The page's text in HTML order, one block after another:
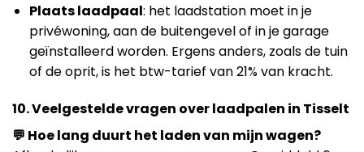
Plaats laadpaal: het laadstation moet in je
privéwoning, aan de buitengevel of in je garage
geïnstalleerd worden. Ergens anders, zoals de tuin
of de oprit, is het btw-tarief van 21% van kracht.
10. Veelgestelde vragen over laadpalen in Tisselt
💬 Hoe lang duurt het laden van mijn wagen?